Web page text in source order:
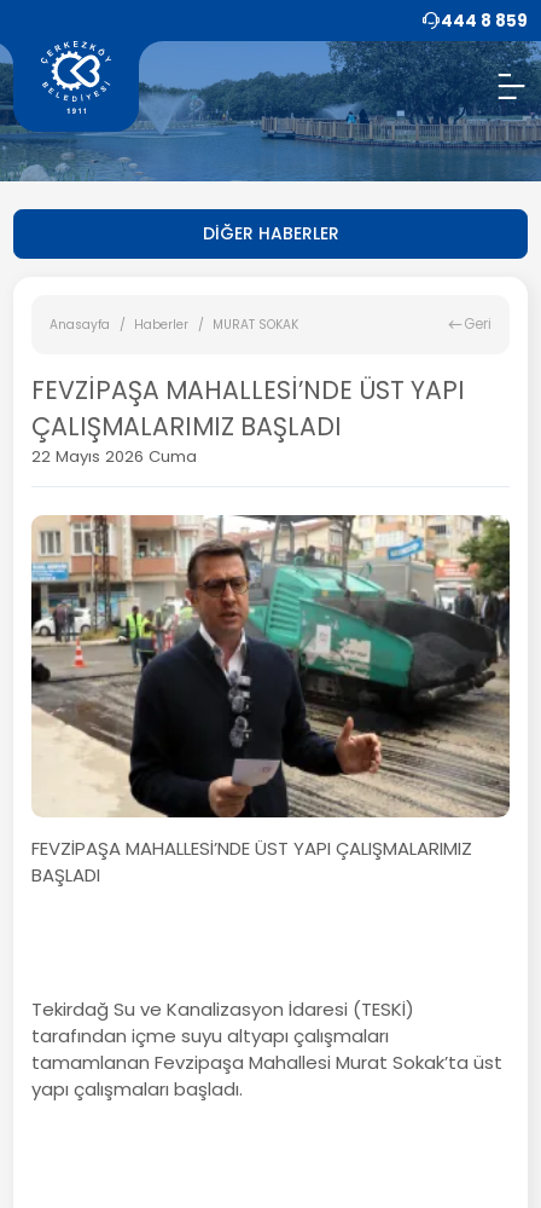
444 8 859
DİĞER HABERLER
Anasayfa Haberler MURAT SOKAK Geri
FEVZİPAŞA MAHALLESİ’NDE ÜST YAPI
ÇALIŞMALARIMIZ BAŞLADI
22 Mayıs 2026 Cuma
FEVZİPAŞA MAHALLESİ’NDE ÜST YAPI ÇALIŞMALARIMIZ
BAŞLADI
Tekirdağ Su ve Kanalizasyon İdaresi (TESKİ)
tarafından içme suyu altyapı çalışmaları
tamamlanan Fevzipaşa Mahallesi Murat Sokak’ta üst
yapı çalışmaları başladı.